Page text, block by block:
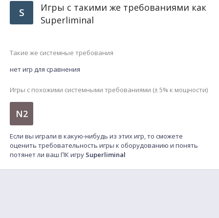
S
Игры с такими же требованиями как
Superliminal
Такие же системные требования
нет игр для сравнения
Игры с похожими системными требованиями (± 5% к мощности)
N2
Если вы играли в какую-нибудь из этих игр, то сможете
оценить требовательность игры к оборудованию и понять
потянет ли ваш ПК игру Superliminal